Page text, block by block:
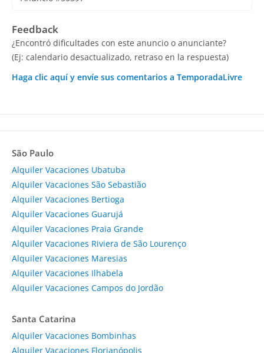
Feedback
¿Encontró dificultades con este anuncio o anunciante?
(Ej: calendario desactualizado, retraso en la respuesta)
Haga clic aquí y envíe sus comentarios a TemporadaLivre
São Paulo
Alquiler Vacaciones Ubatuba
Alquiler Vacaciones São Sebastião
Alquiler Vacaciones Bertioga
Alquiler Vacaciones Guarujá
Alquiler Vacaciones Praia Grande
Alquiler Vacaciones Riviera de São Lourenço
Alquiler Vacaciones Maresias
Alquiler Vacaciones Ilhabela
Alquiler Vacaciones Campos do Jordão
Santa Catarina
Alquiler Vacaciones Bombinhas
Alquiler Vacaciones Florianópolis